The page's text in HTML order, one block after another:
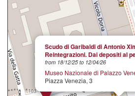
Scudo di Garibaldi di Antonio
Reintegrazioni. Dai depositi al
from 18/12/25 to 12/04/26
Museo Nazionale di Palazzo
Piazza Venezia, 3